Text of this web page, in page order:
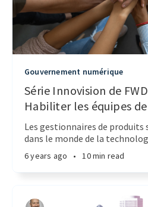
Gouvernement numérique
Série Innovision de
Habiliter les équipes
Les gestionnaires de produits
dans le monde de la
6 years ago • 10 min read